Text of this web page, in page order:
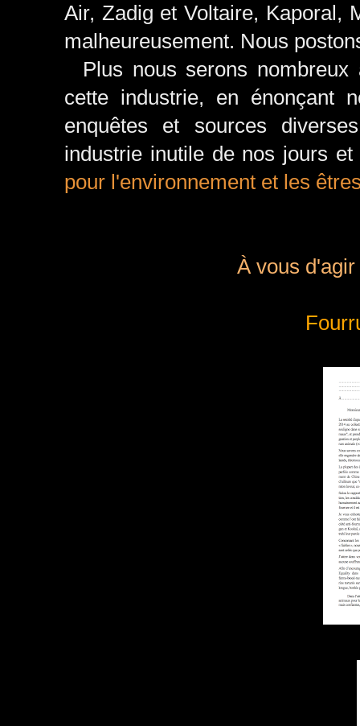
Air, Zadig et Voltaire, Kaporal,
malheureusement. Nous
Plus nous serons
cette industrie, en énonçant
enquêtes et sources
industrie inutile de nos jours
pour l'environnement et les
À vous